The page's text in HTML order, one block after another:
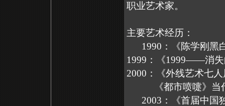
职业艺术家。
主要艺术经历：
1990：《陈学
1999：《1999——消
2000：《外线
《都市喷嚏》
2003：《首届